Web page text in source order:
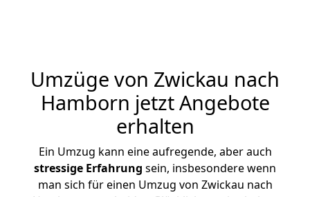
Umzüge von Zwickau nach
Hamborn jetzt Angebote
erhalten
Ein Umzug kann eine aufregende, aber auch
stressige Erfahrung sein, insbesondere wenn
man sich für einen Umzug von Zwickau nach